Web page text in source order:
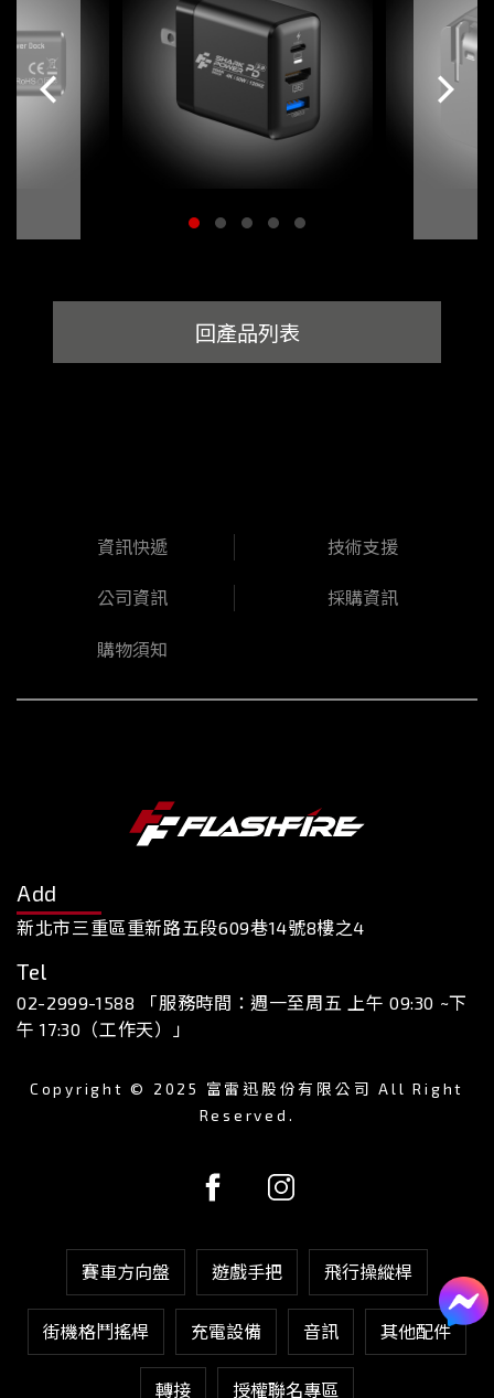
回產品列表
資訊快遞 技術支援
公司資訊 採購資訊
購物須知
Add
新北市三重區重新路五段609巷14號8樓之4
Tel
02-2999-1588 「服務時間：週一至周五 上午 09:30 ~下
午 17:30（工作天）」
Copyright © 2025 富雷迅股份有限公司 All Right
Reserved.
賽車方向盤 遊戲手把 飛行操縱桿
街機格鬥搖桿 充電設備 音訊 其他配件
轉接 授權聯名專區